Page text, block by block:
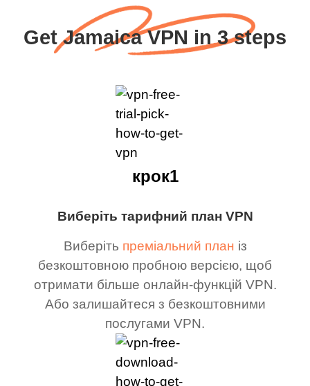
Get Jamaica VPN in 3 steps
Виберіть тарифний план VPN
Виберіть преміальний план із
безкоштовною пробною версією, щоб
отримати більше онлайн-функцій VPN.
Або залишайтеся з безкоштовними
послугами VPN.
крок1